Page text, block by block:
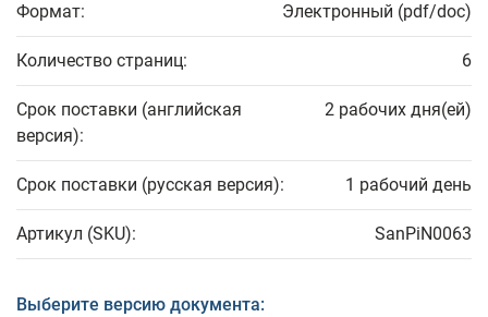
Формат: Электронный (pdf/doc)
Количество страниц: 6
Срок поставки (английская
версия):
2 рабочих дня(ей)
Срок поставки (русская версия): 1 рабочий день
Артикул (SKU): SanPiN0063
Выберите версию документа: